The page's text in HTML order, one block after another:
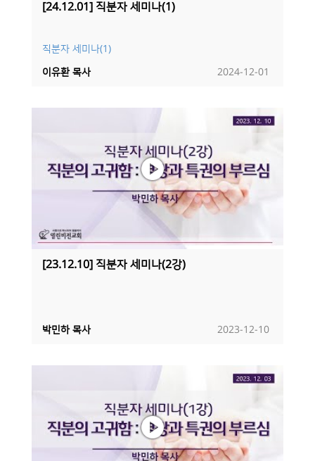
[24.12.01] 직분자 세미나(1)
직분자 세미나(1)
2024-12-01
이유환 목사
[23.12.10] 직분자 세미나(2강)
2023-12-10
박민하 목사